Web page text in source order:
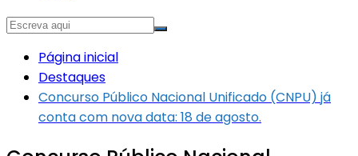
Página inicial
Destaques
Concurso Público Nacional Unificado (CNPU) já
conta com nova data: 18 de agosto.